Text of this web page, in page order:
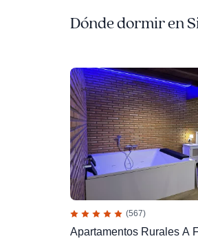
Dónde dormir en
(567)
Apartamentos Rurales A